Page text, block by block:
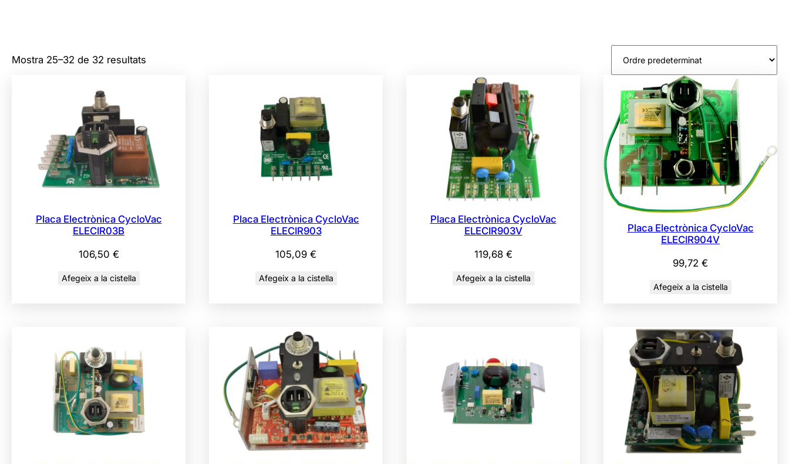
Mostra 25–32 de 32 resultats
Placa Electrònica CycloVac
ELECIR03B
106,50 €
Afegeix a la cistella
Placa Electrònica CycloVac
ELECIR903
105,09 €
Afegeix a la cistella
Placa Electrònica CycloVac
ELECIR903V
119,68 €
Afegeix a la cistella
Placa Electrònica CycloVac
ELECIR904V
99,72 €
Afegeix a la cistella